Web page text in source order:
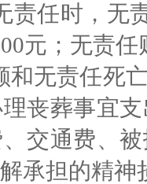
责任时，无
元；无责任
和无责任死
丧葬事宜
交通费、
承担的精神